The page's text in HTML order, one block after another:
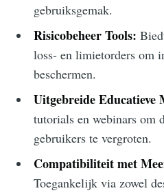
gebruiksgemak.
Risicobeheer Tools:
loss- en limietorders om
beschermen.
Uitgebreide Educatieve
tutorials en webinars om
gebruikers te vergroten.
Compatibiliteit met
Toegankelijk via zowel